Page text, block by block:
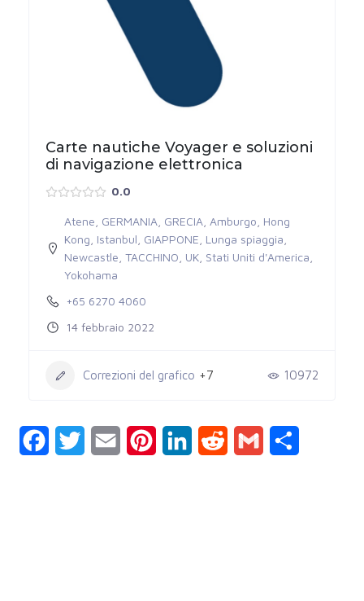
Carte nautiche Voyager e soluzioni
di navigazione elettronica
0.0
Atene GERMANIA GRECIA Amburgo Hong
Kong Istanbul GIAPPONE Lunga spiaggia
Newcastle TACCHINO UK Stati Uniti d'America
Yokohama
+65 6270 4060
14 febbraio 2022
Correzioni del grafico +7 10972
FacebookTwitter Email PinterestLinkedIn Reddit Gmail